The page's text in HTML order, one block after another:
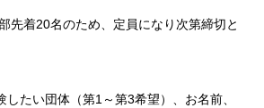
先着20名のため、定員になり次第締切と
したい団体（第1～第3希望）、お名前、